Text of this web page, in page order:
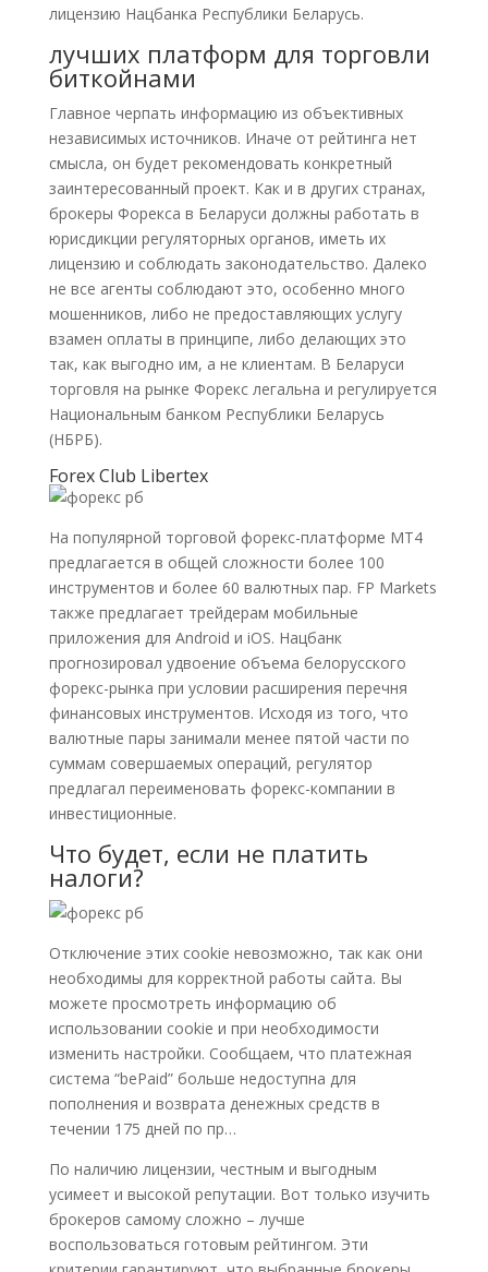
лицензию Нацбанка Республики Беларусь.
лучших платформ для торговли
биткойнами
Главное черпать информацию из объективных
независимых источников. Иначе от рейтинга нет
смысла, он будет рекомендовать конкретный
заинтересованный проект. Как и в других странах,
брокеры Форекса в Беларуси должны работать в
юрисдикции регуляторных органов, иметь их
лицензию и соблюдать законодательство. Далеко
не все агенты соблюдают это, особенно много
мошенников, либо не предоставляющих услугу
взамен оплаты в принципе, либо делающих это
так, как выгодно им, а не клиентам. В Беларуси
торговля на рынке Форекс легальна и регулируется
Национальным банком Республики Беларусь
(НБРБ).
Forex Club Libertex
На популярной торговой форекс-платформе MT4
предлагается в общей сложности более 100
инструментов и более 60 валютных пар. FP Markets
также предлагает трейдерам мобильные
приложения для Android и iOS. Нацбанк
прогнозировал удвоение объема белорусского
форекс-рынка при условии расширения перечня
финансовых инструментов. Исходя из того, что
валютные пары занимали менее пятой части по
суммам совершаемых операций, регулятор
предлагал переименовать форекс-компании в
инвестиционные.
Что будет, если не платить
налоги?
Отключение этих cookie невозможно, так как они
необходимы для корректной работы сайта. Вы
можете просмотреть информацию об
использовании cookie и при необходимости
изменить настройки. Сообщаем, что платежная
система “bePaid” больше недоступна для
пополнения и возврата денежных средств в
течении 175 дней по пр…
По наличию лицензии, честным и выгодным
усимеет и высокой репутации. Вот только изучить
брокеров самому сложно – лучше
воспользоваться готовым рейтингом. Эти